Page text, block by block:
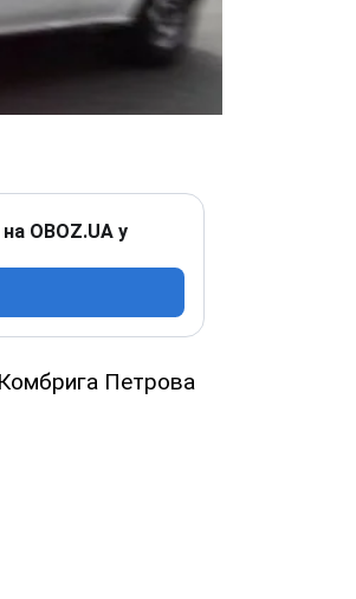
OBOZ.UA у
Петрова